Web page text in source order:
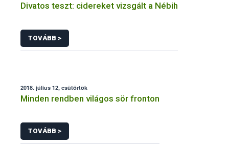
Divatos teszt: cidereket vizsgált a Nébih
TOVÁBB >
2018. július 12, csütörtök
Minden rendben világos sör fronton
TOVÁBB >